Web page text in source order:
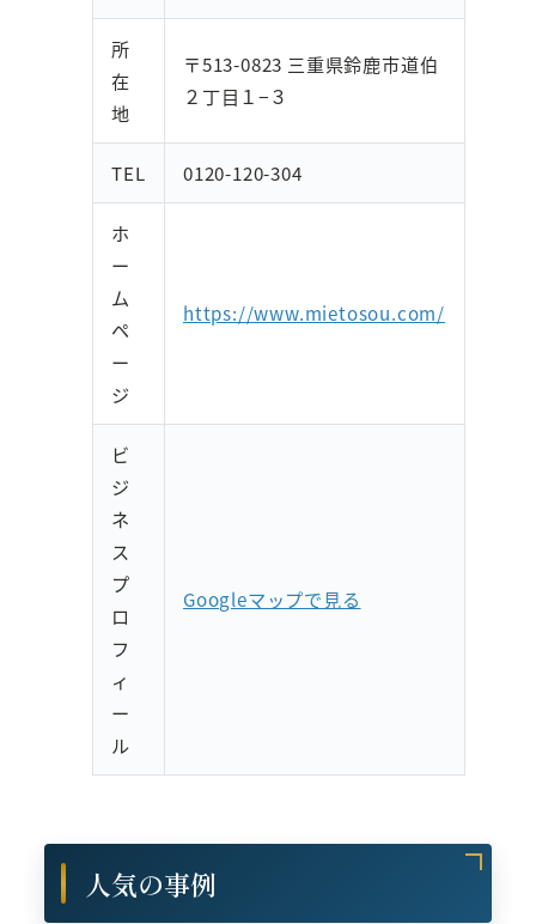
所
在
地
〒513-0823 三重県鈴鹿市道伯
２丁目１−３
TEL 0120-120-304
ホ
ー
ム
ペ
ー
ジ
https://www.mietosou.com/
ビ
ジ
ネ
ス
プ
ロ
フ
ィ
ー
ル
Googleマップで見る
人気の事例